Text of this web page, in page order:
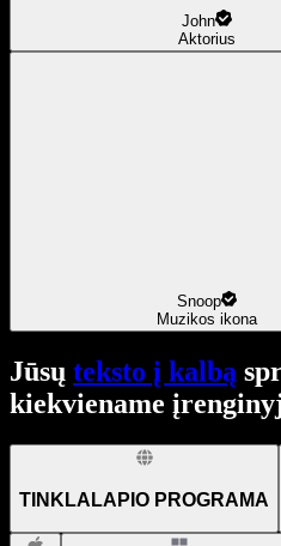
John
Aktorius
Snoop
Muzikos ikona
Jūsų teksto į kalbą
kiekviename
TINKLALAPIO PROGRAMA